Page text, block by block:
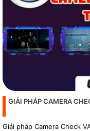
GIẢI PHÁP CAMERA
Giải pháp Camera Check